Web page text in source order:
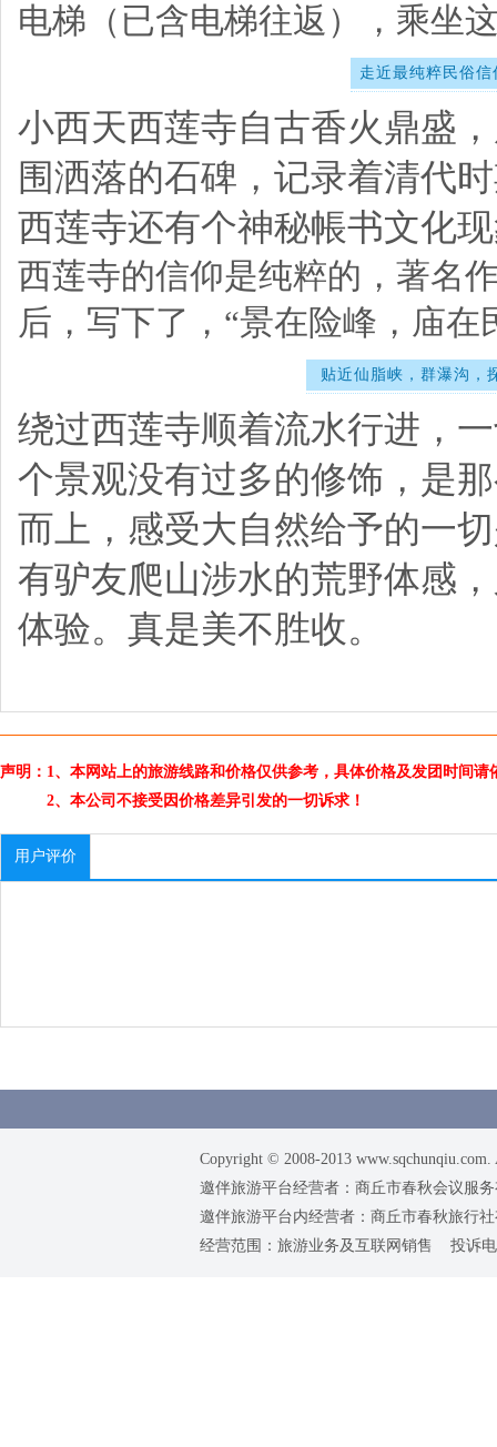
电梯 （已含电梯往返） ，乘坐
走近最纯粹民俗
小西天西莲寺自古香火鼎盛
围洒落的石碑，记录着清代
西莲寺还有个神秘帳书文化
西莲寺的信仰是纯粹的，著名
后，写下了，“景在险峰，庙在
贴近仙脂峡，群瀑沟，
绕过西莲寺顺着流水行进，
个景观没有过多的修饰，是
而上，感受大自然给予的一
有驴友爬山涉水的荒野体感
体验。真是美不胜收。
声明：1、本网站上的旅游线路和价格仅供参考，具体价格及发团时间
2、本公司不接受因价格差异引发的一切诉求！
用户评价
Copyright © 2008-2013
邀伴旅游平台经营者：商丘市春秋会议服
邀伴旅游平台内经营者：商丘市春秋旅行
经营范围：旅游业务及互联网销售 投诉